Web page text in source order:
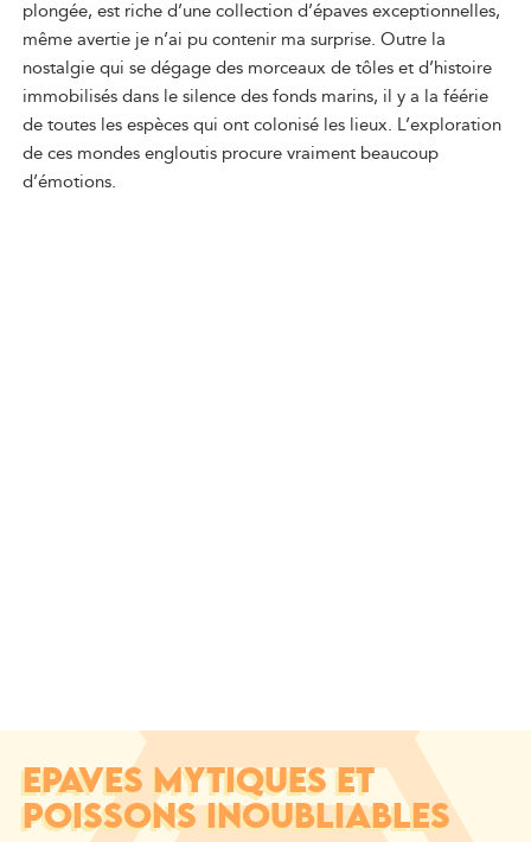
plongée, est riche d’une collection d’épaves exceptionnelles,
même avertie je n’ai pu contenir ma surprise. Outre la
nostalgie qui se dégage des morceaux de tôles et d’histoire
immobilisés dans le silence des fonds marins, il y a la féérie
de toutes les espèces qui ont colonisé les lieux. L’exploration
de ces mondes engloutis procure vraiment beaucoup
d’émotions.
EPAVES MYTIQUES ET
POISSONS INOUBLIABLES